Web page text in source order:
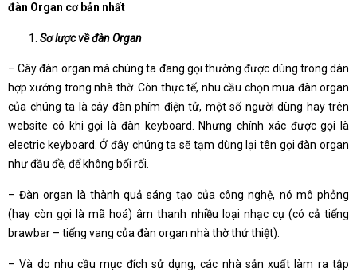
đàn Organ cơ bản nhất
Sơ lược về đàn Organ
– Cây đàn organ mà chúng ta đang gọi thường được dùng trong dàn
hợp xướng trong nhà thờ. Còn thực tế, nhu cầu chọn mua đàn organ
của chúng ta là cây đàn phím điện tử, một số người dùng hay trên
website có khi gọi là đàn keyboard. Nhưng chính xác được gọi là
electric keyboard. Ở đây chúng ta sẽ tạm dùng lại tên gọi đàn organ
như đầu đề, để không bối rối.
– Đàn organ là thành quả sáng tạo của công nghệ, nó mô phỏng
(hay còn gọi là mã hoá) âm thanh nhiều loại nhạc cụ (có cả tiếng
brawbar – tiếng vang của đàn organ nhà thờ thứ thiệt).
– Và do nhu cầu mục đích sử dụng, các nhà sản xuất làm ra tập